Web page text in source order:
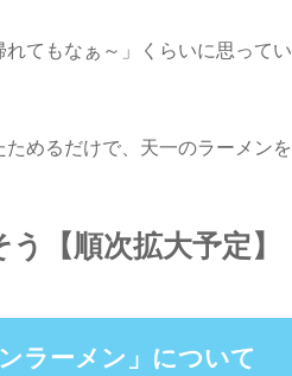
てもなぁ～」くらいに思ってい
めるだけで、天一のラーメンを
【順次拡大予定】
ラーメン」について